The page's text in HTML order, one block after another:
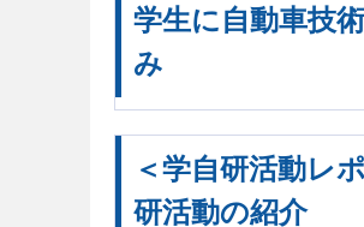
学生に自動車技
み
＜学自研活動レ
研活動の紹介